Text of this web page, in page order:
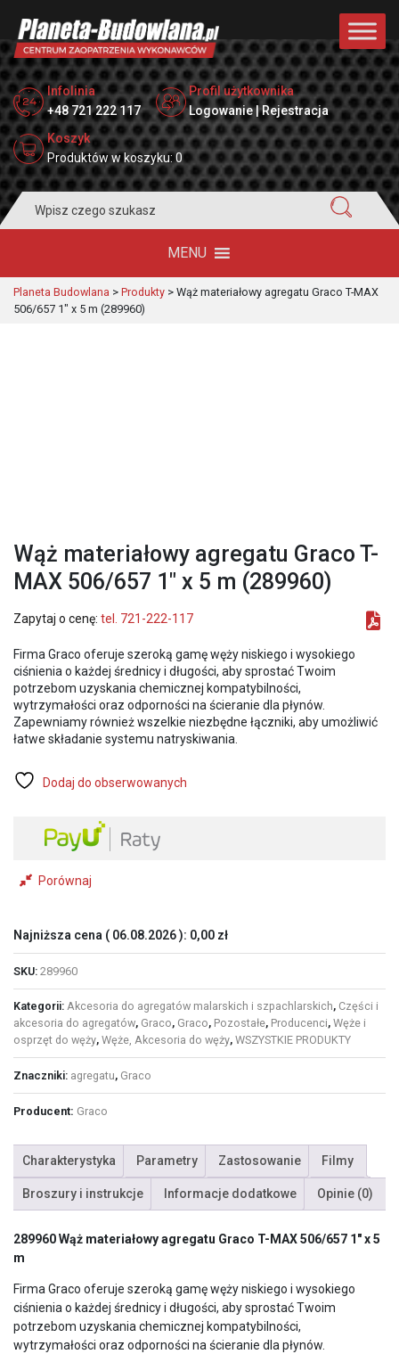
Infolinia
+48 721 222 117
Profil użytkownika
Logowanie | Rejestracja
Koszyk
Produktów w koszyku: 0
for:
MENU
Planeta Budowlana > Produkty > Wąż materiałowy agregatu Graco T-MAX
506/657 1″ x 5 m (289960)
Wąż materiałowy agregatu Graco T-
MAX 506/657 1″ x 5 m (289960)
Zapytaj o cenę: tel. 721-222-117
Firma Graco oferuje szeroką gamę węży niskiego i wysokiego
ciśnienia o każdej średnicy i długości, aby sprostać Twoim
potrzebom uzyskania chemicznej kompatybilności,
wytrzymałości oraz odporności na ścieranie dla płynów.
Zapewniamy również wszelkie niezbędne łączniki, aby umożliwić
łatwe składanie systemu natryskiwania.
Dodaj do obserwowanych
Porównaj
Najniższa cena ( 06.08.2026): 0,00 zł
SKU: 289960
Kategorii: Akcesoria do agregatów malarskich i szpachlarskich, Części i
akcesoria do agregatów, Graco, Graco, Pozostałe, Producenci, Węże i
osprzęt do węży, Węże, Akcesoria do węży, WSZYSTKIE PRODUKTY
Znaczniki: agregatu, Graco
Producent: Graco
Charakterystyka Parametry Zastosowanie Filmy
Broszury i instrukcje Informacje dodatkowe Opinie (0)
289960 Wąż materiałowy agregatu Graco T-MAX 506/657 1″ x 5
m
Firma Graco oferuje szeroką gamę węży niskiego i wysokiego
ciśnienia o każdej średnicy i długości, aby sprostać Twoim
potrzebom uzyskania chemicznej kompatybilności,
wytrzymałości oraz odporności na ścieranie dla płynów.